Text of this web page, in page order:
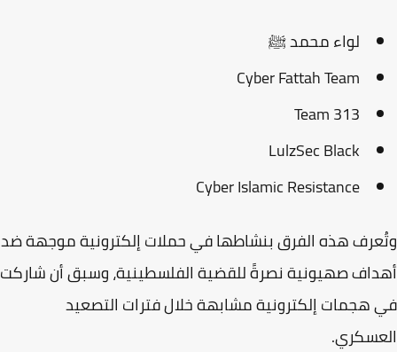
لواء محمد ﷺ
Cyber Fattah Team
313 Team
LulzSec Black
Cyber Islamic Resistance
هذه الفرق بنشاطها في حملات إلكترونية موجهة ضد
صهيونية نصرةً للقضية الفلسطينية، وسبق أن شاركت
إلكترونية مشابهة خلال فترات التصعيد